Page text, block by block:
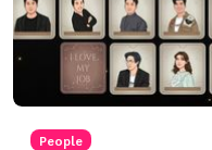
People